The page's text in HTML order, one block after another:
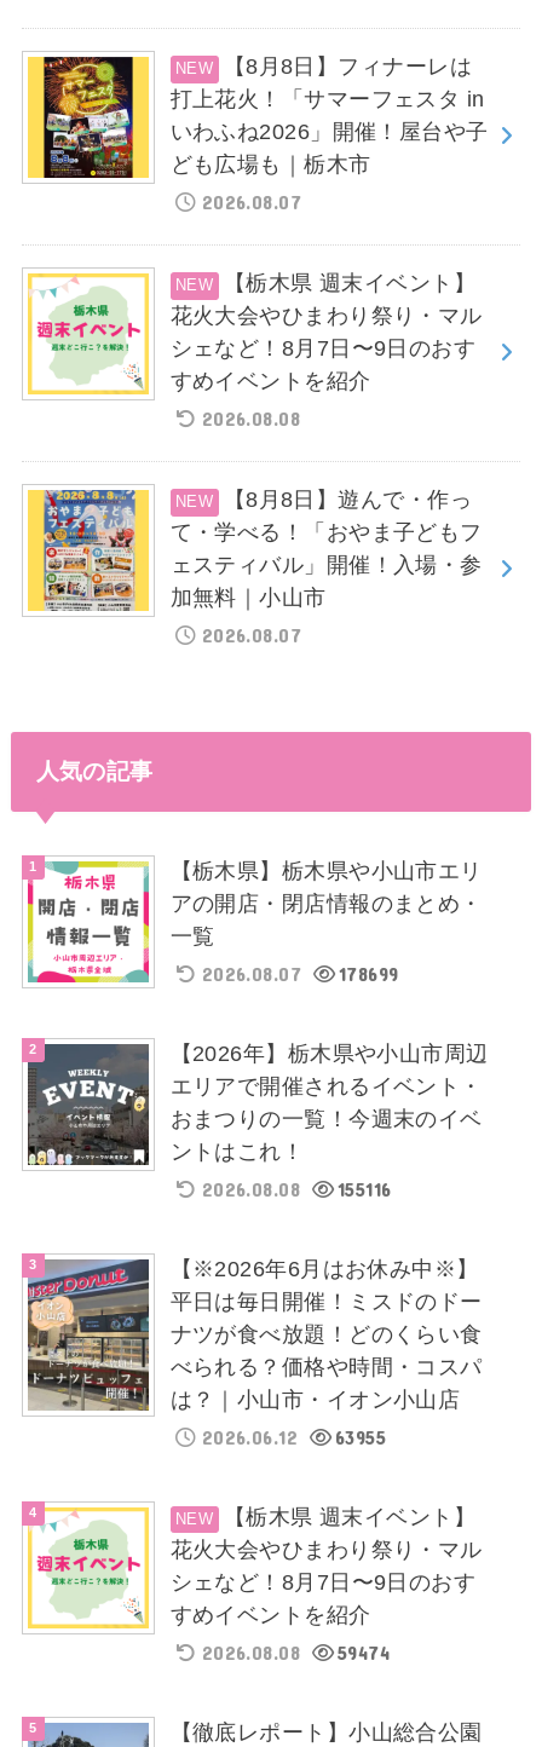
【8月8日】フィナーレは
打上花火！「サマーフェスタ in
いわふね2026」開催！屋台や子
ども広場も｜栃木市
2026.08.07
【栃木県 週末イベント】
花火大会やひまわり祭り・マル
シェなど！8月7日〜9日のおす
すめイベントを紹介
2026.08.08
【8月8日】遊んで・作っ
て・学べる！「おやま子どもフ
ェスティバル」開催！入場・参
加無料｜小山市
2026.08.07
人気の記事
【栃木県】栃木県や小山市エリ
アの開店・閉店情報のまとめ・
一覧
2026.08.07 178699
【2026年】栃木県や小山市周辺
エリアで開催されるイベント・
おまつりの一覧！今週末のイベ
ントはこれ！
2026.08.08 155116
【※2026年6月はお休み中※】
平日は毎日開催！ミスドのドー
ナツが食べ放題！どのくらい食
べられる？価格や時間・コスパ
は？｜小山市・イオン小山店
2026.06.12 63955
【栃木県 週末イベント】
花火大会やひまわり祭り・マル
シェなど！8月7日〜9日のおす
すめイベントを紹介
2026.08.08 59474
【徹底レポート】小山総合公園